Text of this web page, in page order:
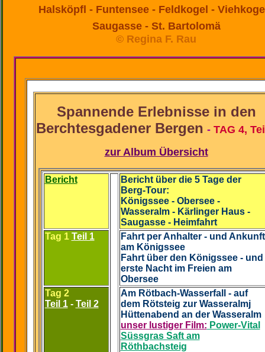
Halsköpfl - Funtensee - Feldkogel -
Saugasse - St. Bartolomä
© Regina F. Rau
Spannende Erlebnisse in den
Berchtesgadener Bergen - TAG 4,
zur Album Übersicht
Bericht
Bericht über die 5 Tage der
Berg-Tour:
Königssee - Obersee -
Wasseralm - Kärlinger Haus -
Saugasse - Heimfahrt
Tag 1 Teil 1
Fahrt per Anhalter - und Ankunft
am Königssee
Fahrt über den Königssee - und
erste Nacht im Freien am
Obersee
Tag 2
Teil 1 - Teil 2
Am Rötbach-Wasserfall - auf
dem Rötsteig zur Wasseralmj
Hüttenabend an der Wasseralm
unser lustiger Film: Power-Vital
Süssgras Saft am
Röthbachsteig